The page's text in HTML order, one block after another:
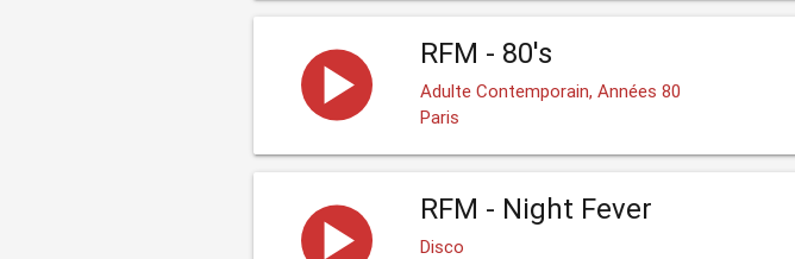
RFM - 80's
Adulte Contemporain, Années 80
Paris
RFM - Night Fever
Disco